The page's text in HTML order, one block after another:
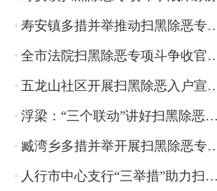
寿安镇多措并举推动扫黑除
全市法院扫黑除恶专项斗争
五龙山社区开展扫黑
浮梁：“三个联动”讲好扫黑除恶故事
臧湾乡多措并举开展扫
人行市中心支行“三举措”助力扫黑除恶